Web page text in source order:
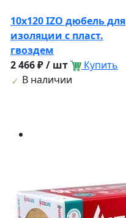
10х120 IZO дюбель для
изоляции с пласт.
гвоздем
2 466 ₽ / шт
Купить
В наличии